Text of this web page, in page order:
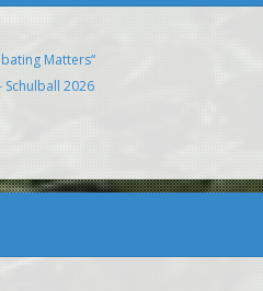
Matters“
Schulball 2026